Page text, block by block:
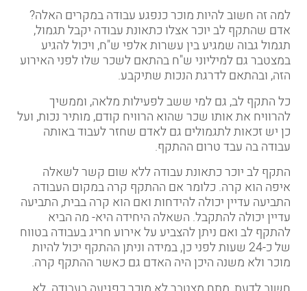
למה זה חשוב להיות מוכר כנפגע עבודה במקרים האלה?
אדם שהתקף לב יוכר אצלו כתאונת עבודה יקבל תגמול,
תגמול גבוה שמגיע בין עשרות אלפי ש"ח, ויכול להגיע
במצטבר גם למיליוני ש"ח בהתאם לשכר שלו לפני האירוע
הזה, ובהתאם לדרגת הנכות שתיקבע.
כל התקף לב, גם למי ששב לפעילות מלאה, וממשיך
להרוויח את אותו שכר שהוא הרוויח קודם, מותיר נכות, ועל
כן יש זכאות לתגמולים גם לאדם שחזר לעבוד באותה
עבודה בה עבד טרום ההתקף.
התקף לב יוכר כתאונת עבודה ללא שום קשר לשאלה
איפה הוא קרה. כלומר אם ההתקף קרה במקום העבודה
התביעה עדיין יכולה להידחות ואם הוא קרה בבית, התביעה
עדיין יכולה להתקבל. השאלה היחידה היא- מה הביא
להתקף לב ואם ניתן להצביע על אירוע חריג בעבודה בטווח
של כ-24 שעות לפני כן, במידה וניתן ההתקף יכול להיות
מוכר ולא משנה היכן היה האדם גם כאשר ההתקף קרה.